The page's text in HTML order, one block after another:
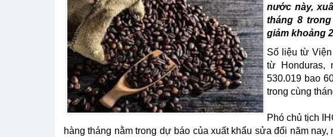
nước này,
tháng 8
giảm khoảng
Số liệu từ
từ Honduras,
530.019 bao
trong cùng
Phó chủ tịch
hàng tháng nằm trong dự báo của xuất khẩu sửa đổi năm